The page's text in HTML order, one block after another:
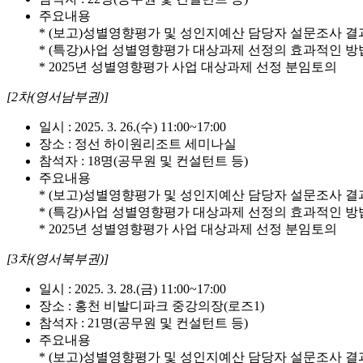
주요내용
* (보고)성별영향평가 및 성인지예산 담당자 설문조사 결
* (특강)사업 성별영향평가 대상과제 선정의 효과적인 방
* 2025년 성별영향평가 사업 대상과제 선정 분임토의
[2차(영서남부권)]
일시 : 2025. 3. 26.(수) 11:00~17:00
장소 : 정선 하이원리조트 세미나실
참석자 : 18명(공무원 및 컨설턴트 등)
주요내용
* (보고)성별영향평가 및 성인지예산 담당자 설문조사 결
* (특강)사업 성별영향평가 대상과제 선정의 효과적인 방
* 2025년 성별영향평가 사업 대상과제 선정 분임토의
[3차(영서북부권)]
일시 : 2025. 3. 28.(금) 11:00~17:00
장소 : 홍천 비발디파크 중강의장(로즈1)
참석자 : 21명(공무원 및 컨설턴트 등)
주요내용
* (보고)성별영향평가 및 성인지예산 담당자 설문조사 결